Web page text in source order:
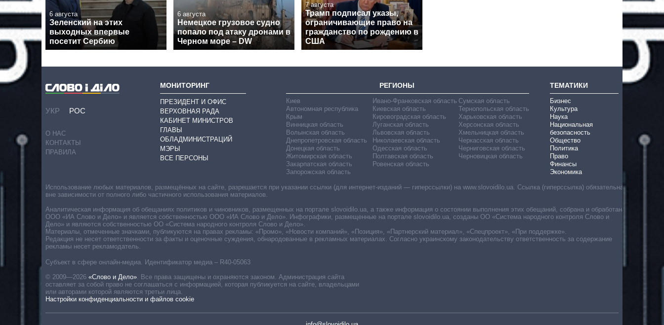
6 августа
Зеленский на этих
выходных впервые
посетит Сербию
6 августа
Немецкое грузовое судно
попало под атаку дронами в
Черном море – DW
7 августа
Трамп подписал указы,
ограничивающие право на
гражданство по рождению в
США
УКР РОС
О НАС
КОНТАКТЫ
ПРАВИЛА
МОНИТОРИНГ
ПРЕЗИДЕНТ И ОФИС
ВЕРХОВНАЯ РАДА
КАБИНЕТ МИНИСТРОВ
ГЛАВЫ
ОБЛАДМИНИСТРАЦИЙ
МЭРЫ
ВСЕ ПЕРСОНЫ
РЕГИОНЫ
Киев
Автономная республика
Крым
Винницкая область
Волынская область
Днепропетровская область
Донецкая область
Житомирская область
Закарпатская область
Запорожская область
Ивано-Франковская область
Киевская область
Кировоградская область
Луганская область
Львовская область
Николаевская область
Одесская область
Полтавская область
Ровенская область
Сумская область
Тернопольская область
Харьковская область
Херсонская область
Хмельницкая область
Черкасская область
Черниговская область
Черновицкая область
ТЕМАТИКИ
Бизнес
Культура
Наука
Национальная
безопасность
Общество
Политика
Право
Финансы
Экономика
Субъект в сфере онлайн-медиа. Идентификатор медиа – R40-05063
© 2009—2026 «Слово и Дело». Все права защищены и охраняются законом. Администрация сайта
оставляет за собой право не соглашаться с информацией, которая публикуется на сайте, владельцами
или авторами которой являются третьи лица.
Настройки конфиденциальности и файлов cookie
Использование любых материалов, размещённых на сайте, разрешается при указании ссылки (для интернет-изданий — гиперссылки) на www.slovoidilo.ua. Ссылка (гиперссылка) обязательна
вне зависимости от полного либо частичного использования материалов.
Аналитическая информация об обещаниях политиков и чиновников, размещенных на портале slovoidilo.ua, а также информация о состоянии выполнения этих обещаний, собрана и обработана
ООО «ИА Слово и Дело» и является собственностью ООО «ИА Слово и Дело». Инфографики, размещенные на портале slovoidilo.ua, созданы ОО «Система народного контроля Слово и
Дело» и являются собственностью ОО «Система народного контроля Слово и Дело».
Материалы, отмеченные значками, публикуются на правах рекламы: «Промо», «Новости компаний», «Позиция», «Партнерский материал», «Спецпроект», «При поддержке».
Редакция не несет ответственности за факты и оценочные суждения, обнародованные в рекламных материалах. Согласно украинскому законодательству ответственность за содержание
рекламы несет рекламодатель.